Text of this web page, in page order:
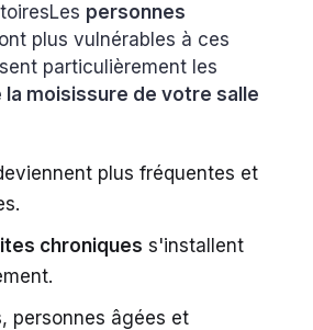
personnes
plus vulnérables à ces
particulièrement les
moisissure de votre salle
plus fréquentes et
chroniques s'installent
personnes âgées et